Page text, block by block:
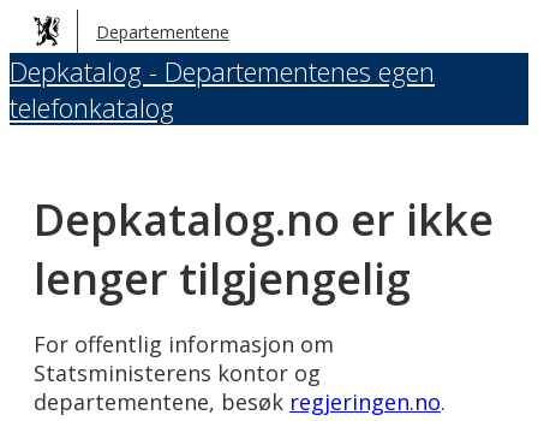
Hopp
til
hovedinnhold
Departementene
Depkatalog - Departementenes egen
telefonkatalog
Depkatalog.no er ikke
lenger tilgjengelig
For offentlig informasjon om
Statsministerens kontor og
departementene, besøk regjeringen.no.